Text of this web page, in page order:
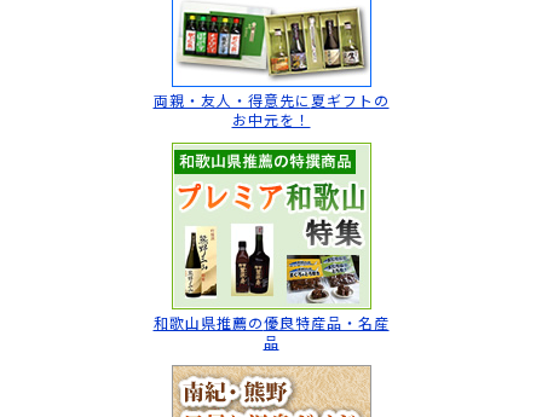
両親・友人・得意先に 夏ギフトの
お中元を！
和歌山県推薦の優良特産品・名産
品